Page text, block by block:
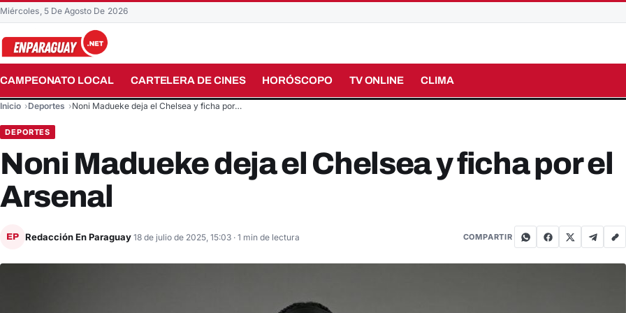
Miércoles, 5 De Agosto De 2026
CAMPEONATO LOCAL CARTELERA DE CINES HORÓSCOPO TV ONLINE CLIMA
Buscar en el sitio
Inicio Deportes Noni Madueke deja el Chelsea y ficha por…
DEPORTES
Noni Madueke deja el Chelsea y ficha por el
Arsenal
EP Redacción En Paraguay 18 de julio de 2025, 15:03 · 1 min de lectura COMPARTIR